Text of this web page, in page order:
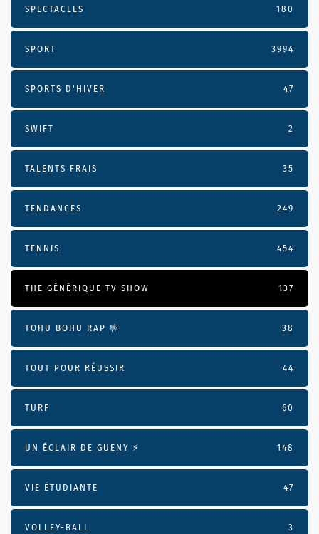
SPECTACLES 180
SPORT 3994
SPORTS D'HIVER 47
SWIFT 2
TALENTS FRAIS 35
TENDANCES 249
TENNIS 454
THE GÉNÉRIQUE TV SHOW 137
TOHU BOHU RAP 🤟 38
TOUT POUR RÉUSSIR 44
TURF 60
UN ÉCLAIR DE GUENY ⚡️ 148
VIE ÉTUDIANTE 47
VOLLEY-BALL 3